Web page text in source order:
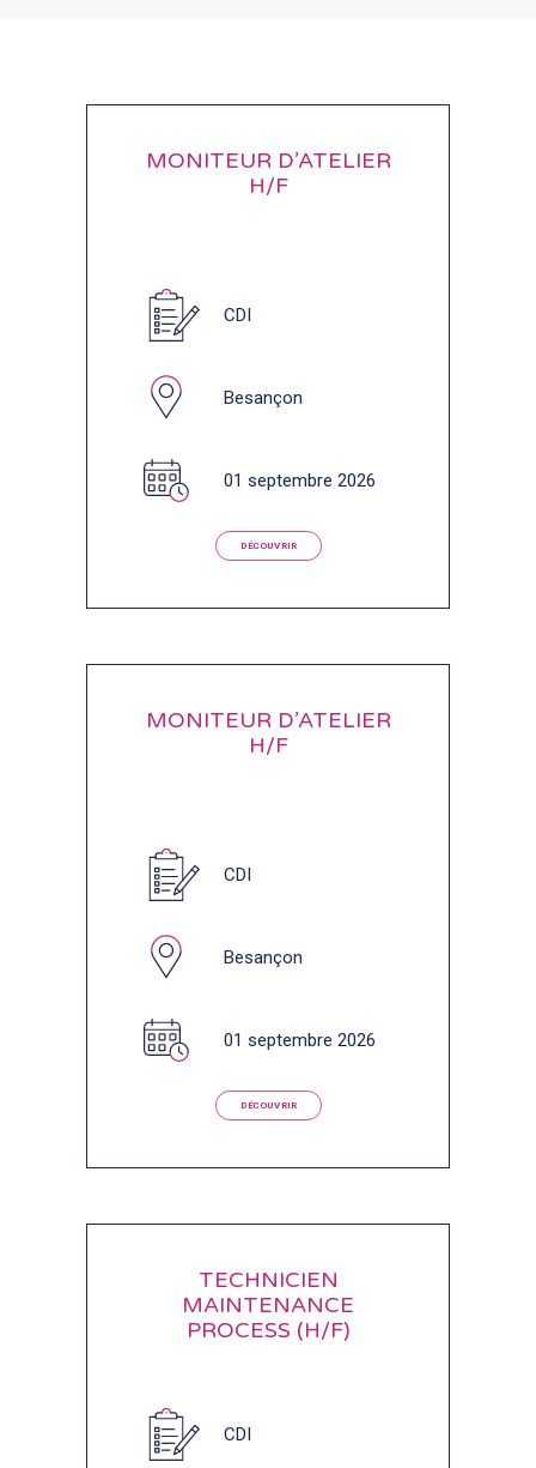
MONITEUR D’ATELIER
H/F
CDI
Besançon
01 septembre 2026
DÉCOUVRIR
MONITEUR D’ATELIER
H/F
CDI
Besançon
01 septembre 2026
DÉCOUVRIR
TECHNICIEN
MAINTENANCE
PROCESS (H/F)
CDI